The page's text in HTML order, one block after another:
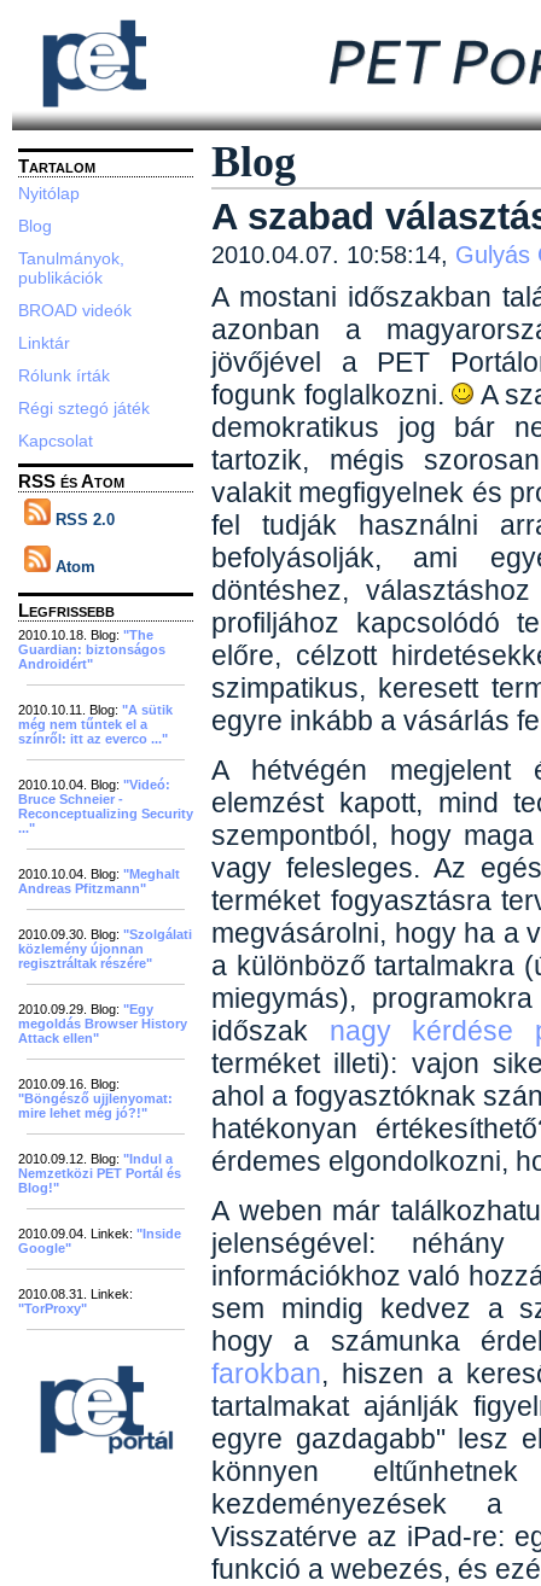
Tartalom
Nyitólap
Blog
Tanulmányok,
publikációk
BROAD videók
Linktár
Rólunk írták
Régi sztegó játék
Kapcsolat
RSS és Atom
RSS 2.0
Atom
Legfrissebb
2010.10.18. Blog: "The
Guardian: biztonságos
Androidért"
2010.10.11. Blog: "A sütik
még nem tűntek el a
színről: itt az everco ..."
2010.10.04. Blog: "Videó:
Bruce Schneier -
Reconceptualizing Security
..."
2010.10.04. Blog: "Meghalt
Andreas Pfitzmann"
2010.09.30. Blog: "Szolgálati
közlemény újonnan
regisztráltak részére"
2010.09.29. Blog: "Egy
megoldás Browser History
Attack ellen"
2010.09.16. Blog:
"Böngésző ujjlenyomat:
mire lehet még jó?!"
2010.09.12. Blog: "Indul a
Nemzetközi PET Portál és
Blog!"
2010.09.04. Linkek: "Inside
Google"
2010.08.31. Linkek:
"TorProxy"
Blog
A szabad
2010.04.07. 10:58:14, Gulyás
A mostani időszakban
azonban a
jövőjével a PET
fogunk foglalkozni.
A
demokratikus jog bár
tartozik, mégis
valakit megfigyelnek és
fel tudják használni
befolyásolják, ami
döntéshez,
profiljához kapcsolódó
előre, célzott
szimpatikus, keresett
egyre inkább a vásárlás
A hétvégén
elemzést kapott, mind
szempontból, hogy
vagy felesleges. Az
terméket fogyasztásra
megvásárolni, hogy ha a
a különböző tartalmakra
miegymás),
időszak nagy kérdése
terméket illeti): vajon
ahol a fogyasztóknak
hatékonyan
érdemes elgondolkozni,
A weben már
jelenségével:
információkhoz való
sem mindig kedvez a
hogy a számunka
farokban, hiszen a
tartalmakat ajánlják
egyre gazdagabb" lesz
könnyen
kezdeményezések a
Visszatérve az iPad-re:
funkció a webezés, és